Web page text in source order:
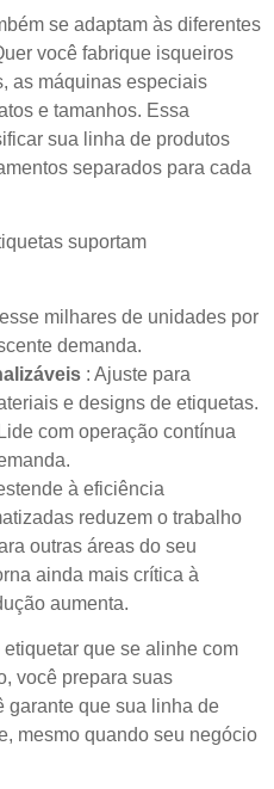
se adaptam às diferentes
você fabrique isqueiros
as máquinas especiais
e tamanhos. Essa
sua linha de produtos
separados para cada
suportam
milhares de unidades por
demanda.
: Ajuste para
e designs de etiquetas.
com operação contínua
à eficiência
reduzem o trabalho
outras áreas do seu
ainda mais crítica à
aumenta.
que se alinhe com
você prepara suas
garante que sua linha de
mesmo quando seu negócio